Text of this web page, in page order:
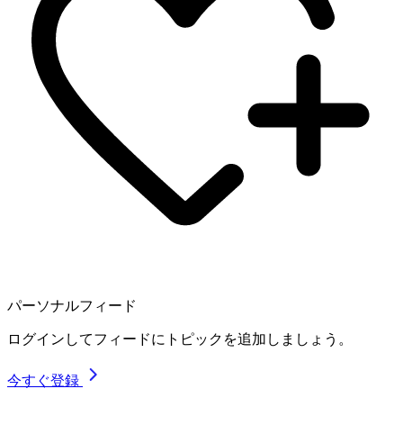
パーソナルフィード
ログインしてフィードにトピックを追加しましょう。
今すぐ登録